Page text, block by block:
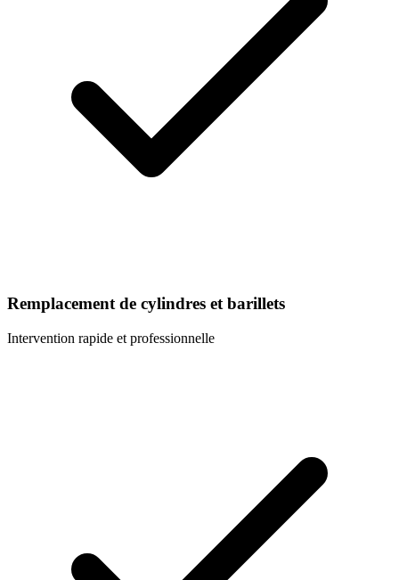
Remplacement de cylindres et barillets
Intervention rapide et professionnelle